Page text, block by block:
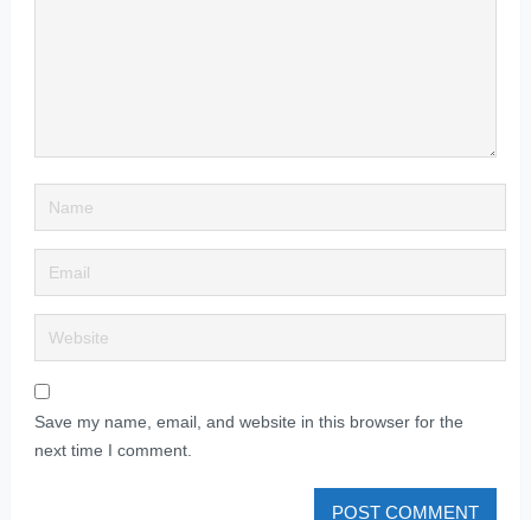
Save my name, email, and website in this browser for the
next time I comment.